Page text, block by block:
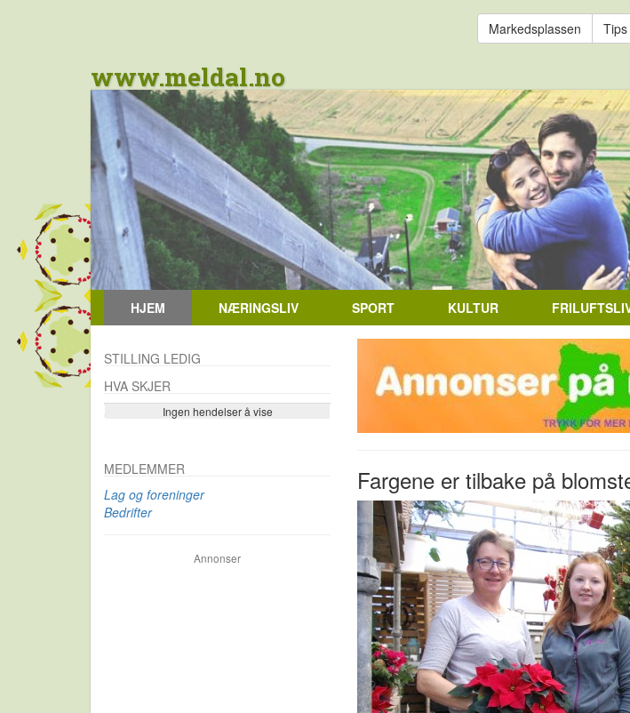
Markedsplassen
www.meldal.no
HJEM NÆRINGSLIV SPORT KULTUR
Fargene er tilbake på
STILLING LEDIG
HVA SKJER
Ingen hendelser å vise
Se flere…
MEDLEMMER
Lag og foreninger
Bedrifter
Annonser